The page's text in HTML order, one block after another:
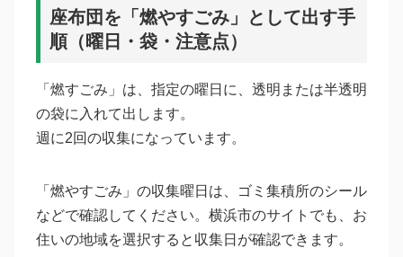
座布団を「燃やすごみ」として出す手
順（曜日・袋・注意点）
「燃すごみ」は、指定の曜日に、透明または半透明
の袋に入れて出します。
週に2回の収集になっています。
「燃やすごみ」の収集曜日は、ゴミ集積所のシール
などで確認してください。横浜市のサイトでも、お
住いの地域を選択すると収集日が確認できます。